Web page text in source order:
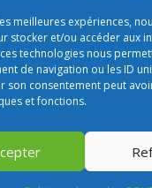
meilleures expériences,
stocker et/ou accéder aux
technologies nous
de navigation ou les ID
son consentement peut
et fonctions.
droits réservés –